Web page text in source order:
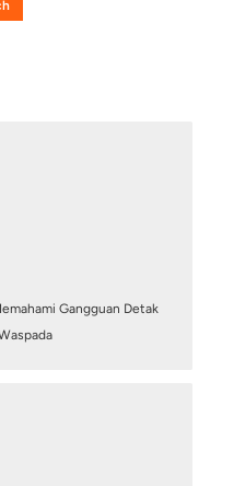
Ring Jantung (Stent)
Sembuh Total?